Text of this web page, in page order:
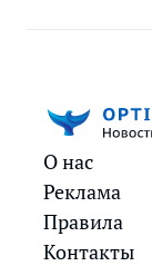
О нас
Реклама
Правила
Контакты